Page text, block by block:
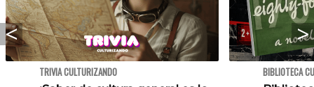
TRIVIA CULTURIZANDO
BIBLIOTECA